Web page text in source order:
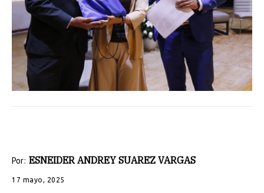
Por: ESNEIDER ANDREY SUAREZ VARGAS
17 mayo, 2025